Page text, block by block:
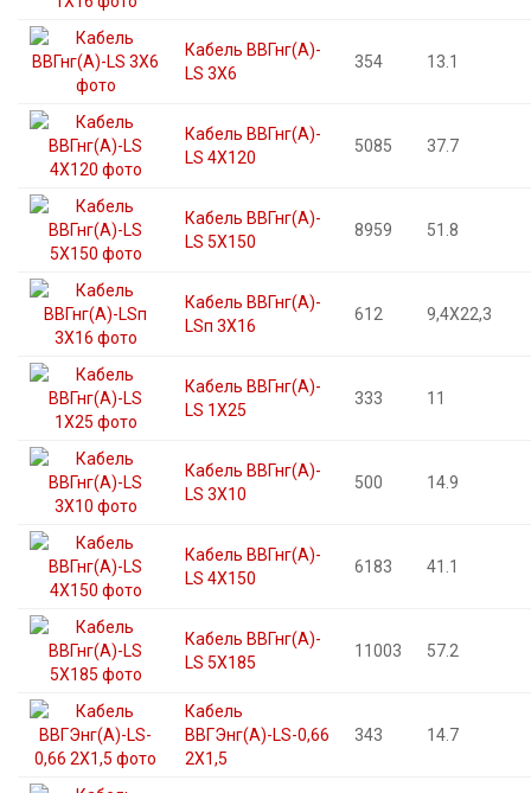
Кабель ВВГнг(А)-
LS 3X6
354 13.1
Кабель ВВГнг(А)-
LS 4X120
5085 37.7
Кабель ВВГнг(А)-
LS 5X150
8959 51.8
Кабель ВВГнг(А)-
LSп 3X16
612 9,4X22,3
Кабель ВВГнг(А)-
LS 1X25
333 11
Кабель ВВГнг(А)-
LS 3X10
500 14.9
Кабель ВВГнг(А)-
LS 4X150
6183 41.1
Кабель ВВГнг(А)-
LS 5X185
11003 57.2
Кабель
ВВГЭнг(А)-LS-0,66
2X1,5
343 14.7